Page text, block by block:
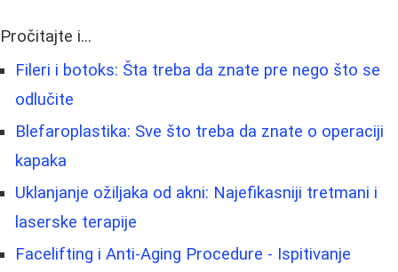
Pročitajte i...
Fileri i botoks: Šta treba da znate pre nego što se
odlučite
Blefaroplastika: Sve što treba da znate o operaciji
kapaka
Uklanjanje ožiljaka od akni: Najefikasniji tretmani i
laserske terapije
Facelifting i Anti-Aging Procedure - Ispitivanje